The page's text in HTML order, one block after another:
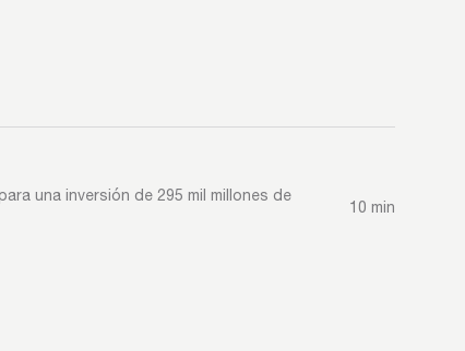
una inversión de 295 mil millones de
10 min